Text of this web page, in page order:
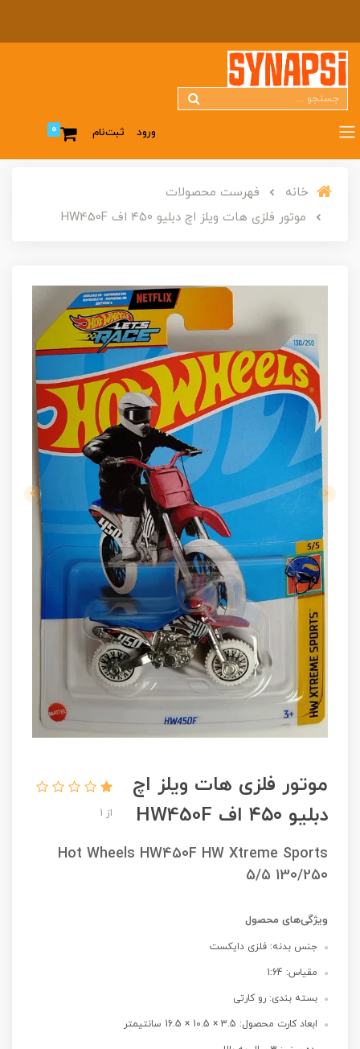
ورود ثبت‌نام 0
خانه
فهرست محصولات
موتور فلزی هات ویلز اچ‌ دبلیو ۴۵۰ اف HW450F
موتور فلزی هات ویلز اچ‌
دبلیو ۴۵۰ اف HW450F
از 1
Hot Wheels HW450F HW Xtreme Sports
5/5 130/250
ویژگی‌های محصول
جنس بدنه: فلزی دایکست
مقیاس: 1:64
بسته بندی: رو کارتی
ابعاد کارت محصول: 3.5 × 10.5 × 16.5 سانتیمتر